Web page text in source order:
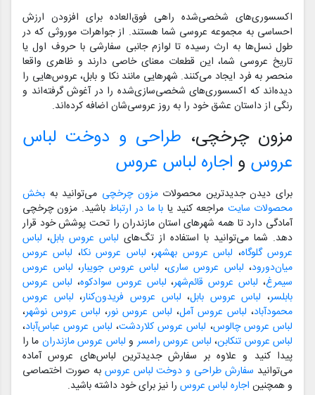
اکسسوری‌های شخصی‌شده راهی فوق‌العاده برای افزودن ارزش
احساسی به مجموعه عروسی شما هستند. از جواهرات موروثی که در
طول نسل‌ها به ارث رسیده تا لوازم جانبی سفارشی با حروف اول یا
تاریخ عروسی شما، این قطعات معنای خاصی دارند و ظاهری واقعا
منحصر به فرد ایجاد می‌کنند. شهرهایی مانند نکا و بابل، عروس‌هایی را
دیده‌اند که اکسسوری‌های شخصی‌سازی‌شده را در آغوش گرفته‌اند و
رنگی از داستان عشق خود را به روز عروسی‌شان اضافه کرده‌اند.
مزون چرخچی، طراحی و دوخت لباس
عروس و اجاره لباس عروس
برای دیدن جدیدترین محصولاتمزون چرخچی می‌توانید به بخش
محصولات سایت مراجعه کنید یا با ما در ارتباط باشید. مزون چرخچی
آمادگی دارد تا همه شهرهای استان مازندران را تحت پوشش خود قرار
دهد. شما می‌توانید با استفاده از تگ‌های لباس عروس بابل، لباس
عروس گلوگاه، لباس عروس بهشهر، لباس عروس نکا، لباس عروس
میان‌دورود، لباس عروس ساری، لباس عروس جویبار، لباس عروس
سیمرغ، لباس عروس قائم‌شهر، لباس عروس سوادکوه، لباس عروس
بابلسر، لباس عروس بابل، لباس عروس فریدون‌کنار، لباس عروس
محمودآباد، لباس عروس آمل، لباس عروس نور، لباس عروس نوشهر،
لباس عروس چالوس، لباس عروس کلاردشت، لباس عروس عباس‌آباد،
لباس عروس تنکابن، لباس عروس رامسر و لباس عروس مازندران ما را
پیدا کنید و علاوه بر سفارش جدیدترین لباس‌های عروس آماده
می‌توانید سفارش طراحی و دوخت لباس عروس به صورت اختصاصی
و همچنین اجاره لباس عروس را نیز برای خود داشته باشید.